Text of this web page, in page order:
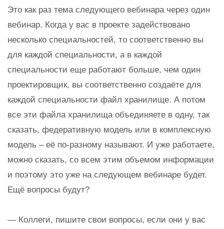
Это как раз тема следующего вебинара через один
вебинар. Когда у вас в проекте задействовано
несколько специальностей, то соответственно вы
для каждой специальности, а в каждой
специальности еще работают больше, чем один
проектировщик, вы соответственно создаёте для
каждой специальности файл хранилище. А потом
все эти файла хранилища объединяете в одну, так
сказать, федеративную модель или в комплексную
модель – её по-разному называют. И уже работаете,
можно сказать, со всем этим объемом информации
и поэтому это уже на следующем вебинаре будет.
Ещё вопросы будут?
— Коллеги, пишите свои вопросы, если они у вас